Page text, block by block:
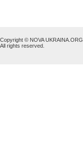
Copyright © NOVA UKRAINA.ORG
All rights reserved.